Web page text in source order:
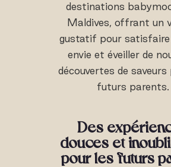
destinations
Maldives, offrant un
gustatif pour satisfaire
envie et éveiller de
découvertes de saveurs
futurs parents.
Des
douces et
pour les futurs